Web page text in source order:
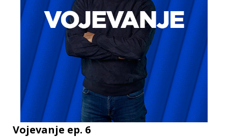
Vojevanje ep. 6